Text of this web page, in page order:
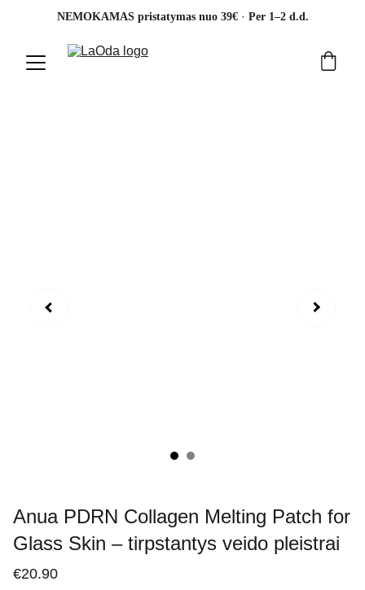
NEMOKAMAS pristatymas nuo 39€ · Per 1–2 d.d.
Anua PDRN Collagen Melting Patch for
Glass Skin – tirpstantys veido pleistrai
€20.90